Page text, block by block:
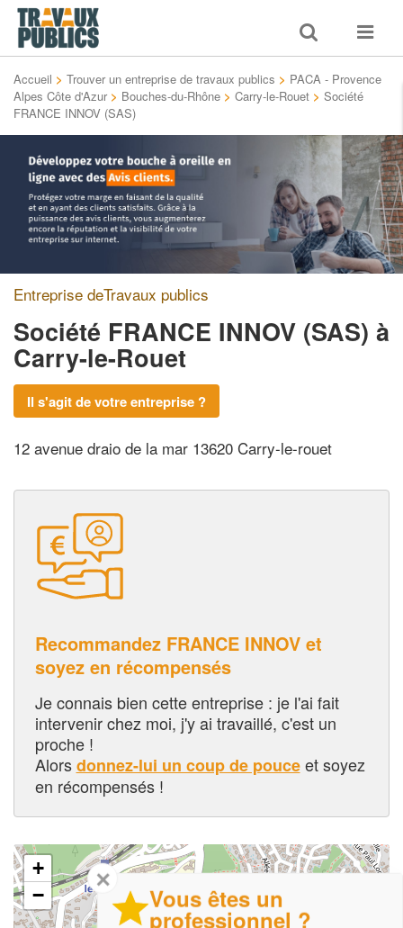
Toggle
search
Toggle
Accueil > Trouver un entreprise de travaux publics > PACA - Provence
Alpes Côte d'Azur > Bouches-du-Rhône > Carry-le-Rouet > Société
FRANCE INNOV (SAS)
Entreprise deTravaux publics
Société FRANCE INNOV (SAS) à
Carry-le-Rouet
Il s'agit de votre entreprise ?
12 avenue draio de la mar 13620 Carry-le-rouet
Recommandez FRANCE INNOV et
soyez en récompensés
Je connais bien cette entreprise : je l'ai fait
intervenir chez moi, j'y ai travaillé, c'est un
proche !
Alorsdonnez-lui un coup de pouceet soyez
en récompensés !
+
−
✕
Vous êtes un
professionnel ?